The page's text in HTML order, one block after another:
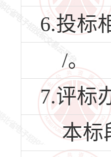
6.投标
/。
7.评标
本标